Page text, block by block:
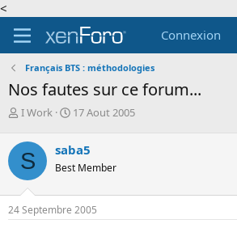
<
Connexion
Français BTS : méthodologies
Nos fautes sur ce forum...
A
t
e
u
r
d
e
I Work
D
e
d
d
é
17 Aout 2005
S saba5
Best Member
24 Septembre 2005